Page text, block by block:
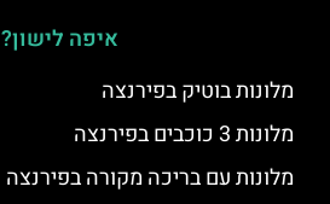
איפה לישון?
מלונות בוטיק בפירנצה
מלונות 3 כוכבים בפירנצה
מלונות עם בריכה מקורה בפירנצה